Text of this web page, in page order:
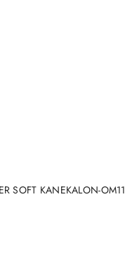
SOFT KANEKALON-OM11